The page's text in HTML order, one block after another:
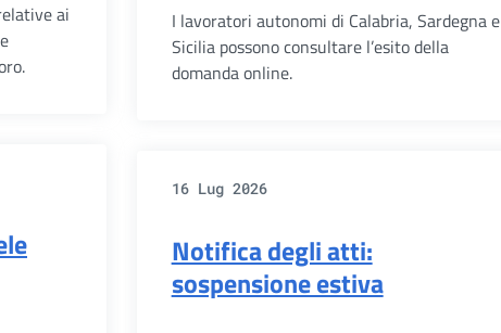
ai
I lavoratori autonomi di Calabria, Sardegna e
Sicilia possono consultare l’esito della
domanda online.
16 Lug 2026
Notifica degli atti:
sospensione estiva